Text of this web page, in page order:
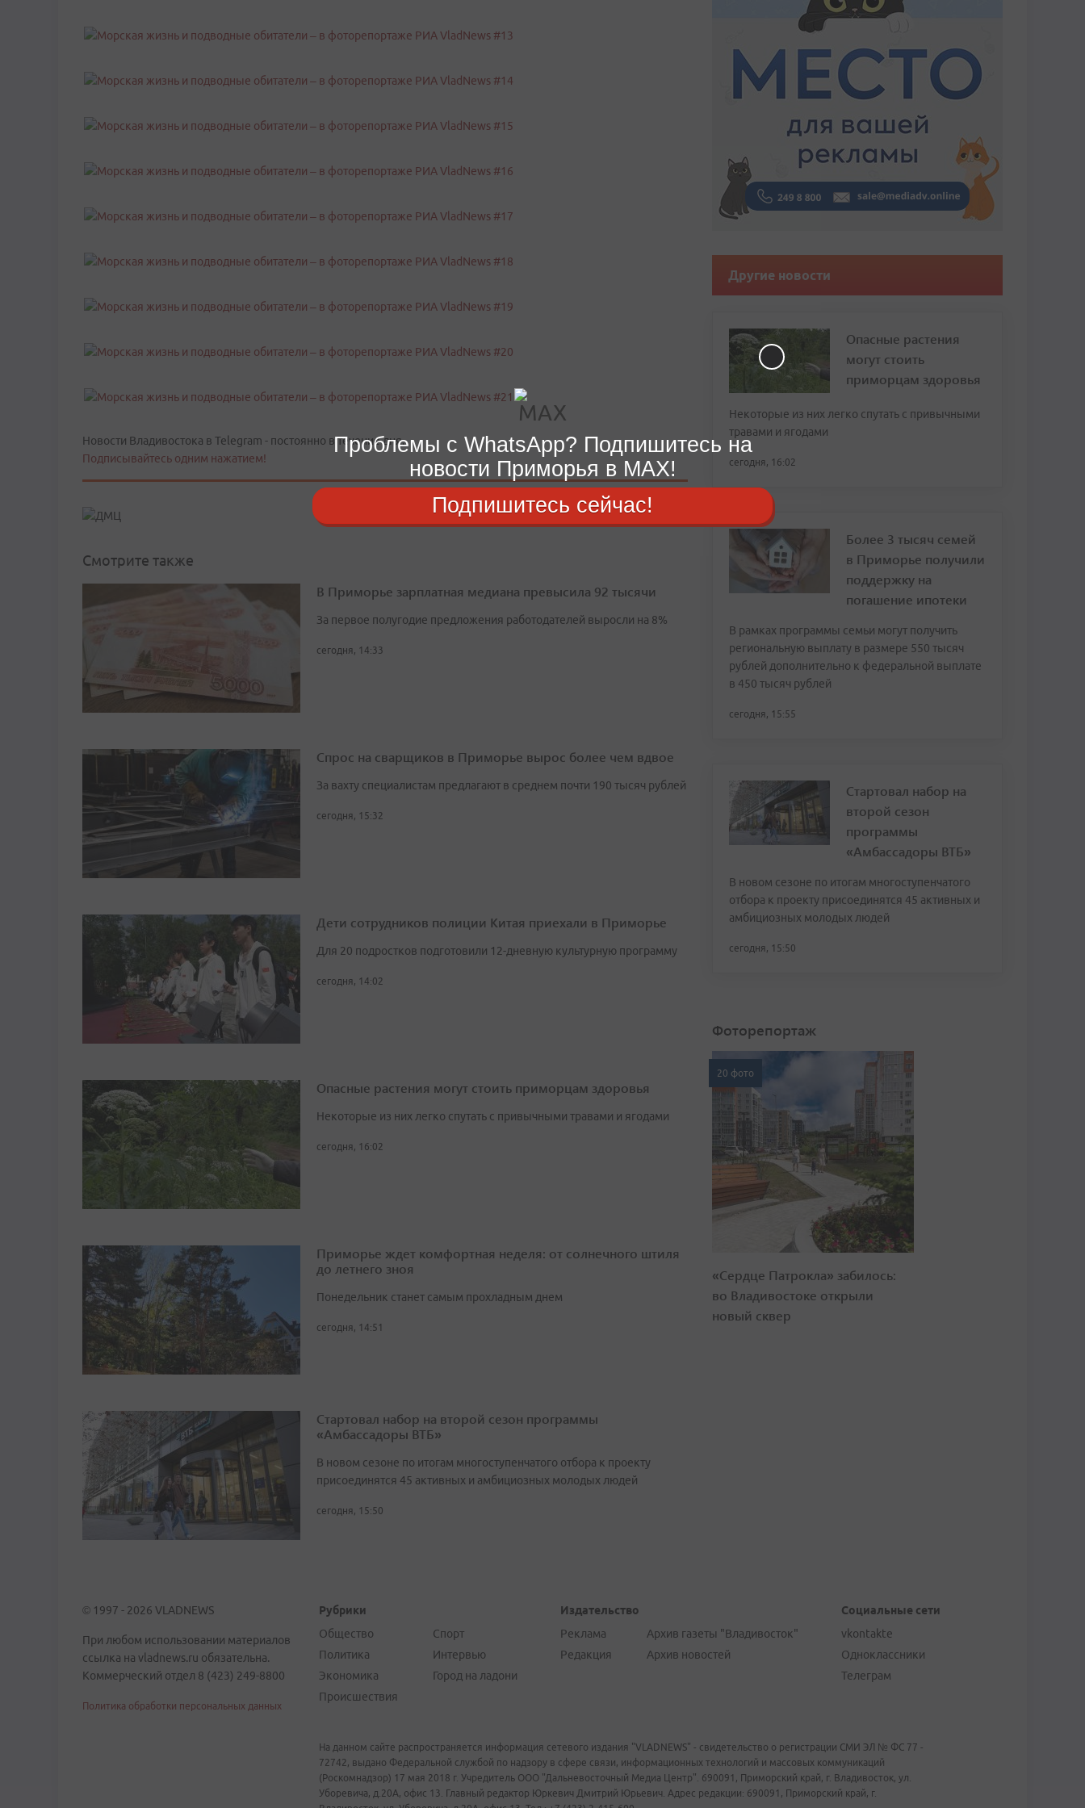
Новости Владивостока в Telegram - постоянно в течение дня.
Подписывайтесь одним нажатием!
Смотрите также
В Приморье зарплатная медиана превысила 92 тысячи
За первое полугодие предложения работодателей выросли на 8%
сегодня, 14:33
Спрос на сварщиков в Приморье вырос более чем вдвое
За вахту специалистам предлагают в среднем почти 190 тысяч рублей
сегодня, 15:32
Дети сотрудников полиции Китая приехали в Приморье
Для 20 подростков подготовили 12-дневную культурную программу
сегодня, 14:02
Опасные растения могут стоить приморцам здоровья
Некоторые из них легко спутать с привычными травами и ягодами
сегодня, 16:02
Приморье ждет комфортная неделя: от солнечного штиля
до летнего зноя
Понедельник станет самым прохладным днем
сегодня, 14:51
Стартовал набор на второй сезон программы
«Амбассадоры ВТБ»
В новом сезоне по итогам многоступенчатого отбора к проекту
присоединятся 45 активных и амбициозных молодых людей
сегодня, 15:50
Другие новости
Опасные растения
могут стоить
приморцам здоровья
Некоторые из них легко спутать с привычными
травами и ягодами
сегодня, 16:02
Более 3 тысяч семей
в Приморье получили
поддержку на
погашение ипотеки
В рамках программы семьи могут получить
региональную выплату в размере 550 тысяч
рублей дополнительно к федеральной выплате
в 450 тысяч рублей
сегодня, 15:55
Стартовал набор на
второй сезон
программы
«Амбассадоры ВТБ»
В новом сезоне по итогам многоступенчатого
отбора к проекту присоединятся 45 активных и
амбициозных молодых людей
сегодня, 15:50
Фоторепортаж
20 фото
«Сердце Патрокла» забилось:
во Владивостоке открыли
новый сквер
© 1997 - 2026 VLADNEWS
При любом использовании материалов
ссылка на vladnews.ru обязательна.
Коммерческий отдел 8 (423) 249-8800
Политика обработки персональных данных
Рубрики
Общество
Политика
Экономика
Происшествия
Спорт
Интервью
Город на ладони
Издательство
Реклама
Редакция
Архив газеты "Владивосток"
Архив новостей
Социальные сети
vkontakte
Одноклассники
Телеграм
На данном сайте распространяется информация сетевого издания "VLADNEWS" - свидетельство о регистрации СМИ ЭЛ № ФС 77 -
72742, выдано Федеральной службой по надзору в сфере связи, информационных технологий и массовых коммуникаций
(Роскомнадзор) 17 мая 2018 г. Учредитель ООО "Дальневосточный Медиа Центр". 690091, Приморский край, г. Владивосток, ул.
Уборевича, д.20А, офис 13. Главный редактор Юркевич Дмитрий Юрьевич. Адрес редакции: 690091, Приморский край, г.
Проблемы с WhatsApp? Подпишитесь на
новости Приморья в MAX!
Подпишитесь сейчас!